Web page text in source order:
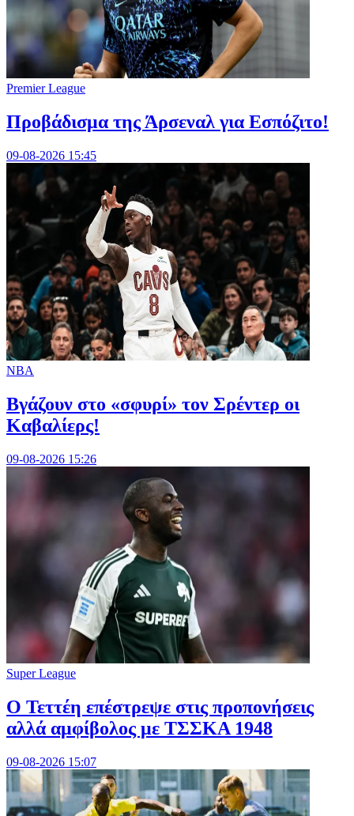
Premier League
Προβάδισμα της Άρσεναλ για Εσπόζιτο!
09-08-2026 15:45
NBA
Bγάζουν στο «σφυρί» τον Σρέντερ οι
Καβαλίερς!
09-08-2026 15:26
Super League
Ο Τεττέη επέστρεψε στις προπονήσεις
αλλά αμφίβολος με ΤΣΣΚΑ 1948
09-08-2026 15:07